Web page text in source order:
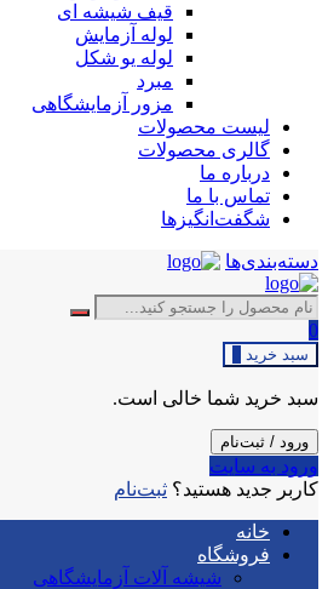
قیف شیشه ای
لوله آزمایش
لوله یو شکل
مبرد
مزور آزمایشگاهی
لیست محصولات
گالری محصولات
درباره ما
تماس با ما
شگفت‌انگیزها
دسته‌بندی‌ها
0
سبد خرید
سبد خرید شما خالی است.
ورود / ثبت‌نام
ورود به سایت
کاربر جدید هستید؟ ثبت‌نام
خانه
فروشگاه
شیشه آلات آزمایشگاهی